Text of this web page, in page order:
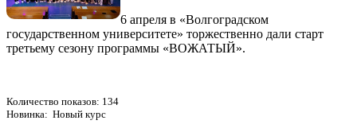
6 апреля в «Волгоградском
государственном университете» торжественно дали старт
третьему сезону программы «ВОЖАТЫЙ».
Количество показов: 134
Новинка: Новый курс